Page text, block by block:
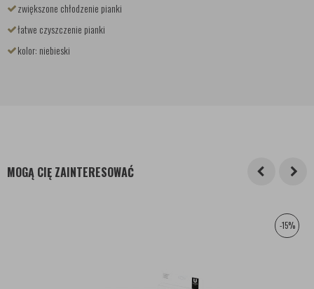
zwiększone chłodzenie pianki
łatwe czyszczenie pianki
kolor: niebieski
MOGĄ CIĘ ZAINTERESOWAĆ
-15%